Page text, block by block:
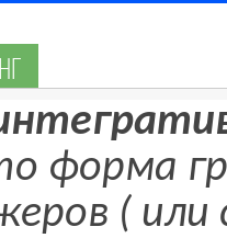
форма
( или